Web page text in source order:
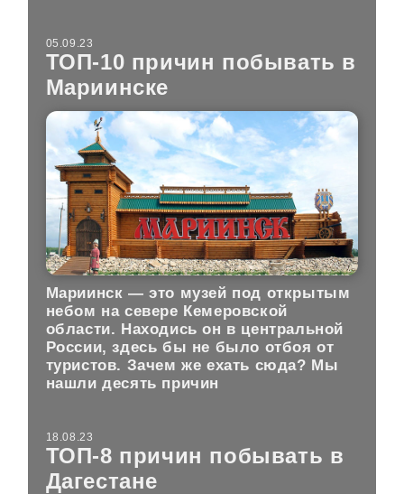
05.09.23
ТОП-10 причин побывать в
Мариинске
Мариинск — это музей под открытым
небом на севере Кемеровской
области. Находись он в центральной
России, здесь бы не было отбоя от
туристов. Зачем же ехать сюда? Мы
нашли десять причин
18.08.23
ТОП-8 причин побывать в
Дагестане